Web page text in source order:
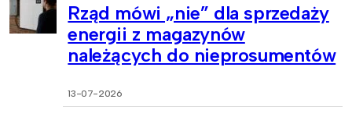
Rząd mówi „nie” dla sprzedaży
energii z magazynów
należących do nieprosumentów
13-07-2026